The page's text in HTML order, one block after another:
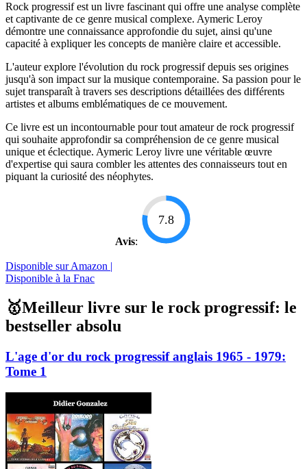
Rock progressif est un livre fascinant qui offre une analyse complète
et captivante de ce genre musical complexe. Aymeric Leroy
démontre une connaissance approfondie du sujet, ainsi qu'une
capacité à expliquer les concepts de manière claire et accessible.
L'auteur explore l'évolution du rock progressif depuis ses origines
jusqu'à son impact sur la musique contemporaine. Sa passion pour le
sujet transparaît à travers ses descriptions détaillées des différents
artistes et albums emblématiques de ce mouvement.
Ce livre est un incontournable pour tout amateur de rock progressif
qui souhaite approfondir sa compréhension de ce genre musical
unique et éclectique. Aymeric Leroy livre une véritable œuvre
d'expertise qui saura combler les attentes des connaisseurs tout en
piquant la curiosité des néophytes.
Avis:
7.8
Disponible sur Amazon |
Disponible à la Fnac
🥇Meilleur livre sur le rock progressif: le
bestseller absolu
L'age d'or du rock progressif anglais 1965 - 1979:
Tome 1